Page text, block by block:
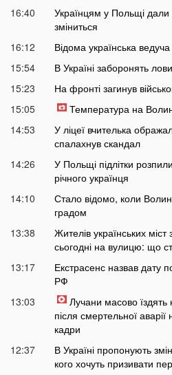
16:40
Українцям у Польщі
зміниться
16:12
Відома українська
15:54
В Україні заборонять
15:23
На фронті загинув
15:05
Температура на
14:53
У ліцеї вчителька
спалахнув скандал
14:26
У Польщі підлітки
річного українця
14:10
Стало відомо, коли
градом
13:38
Жителів українських
сьогодні на вулицю: що
13:17
Екстрасенс назвав дату
РФ
13:03
Лучани масово їздять
після смертельної
кадри
12:37
В Україні пропонують
кого хочуть призивати